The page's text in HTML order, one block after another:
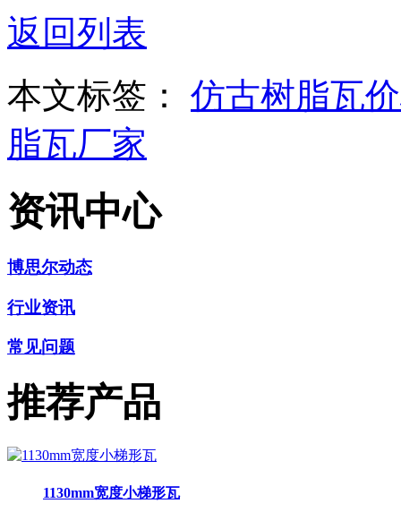
返回列表
本文标签： 仿古树脂瓦
脂瓦厂家
资讯中心
博思尔动态
行业资讯
常见问题
推荐产品
1130mm宽度小梯形瓦